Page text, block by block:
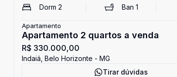
Dorm 2 Ban 1
Apartamento
Apartamento 2 quartos a venda
R$ 330.000,00
Indaiá, Belo Horizonte - MG
Tirar dúvidas